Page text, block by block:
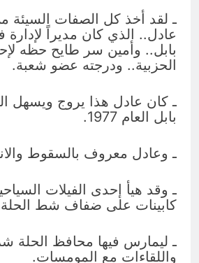
ـ لقد أخذ كل الصفات السيئة
عادل.. الذي كان مديراً
بابل.. وأمين سر طايح حظه
الحزبية.. ودرجته عضو شعبة.
ـ كان عادل هذا يروج ويسهل
بابل العام 1977.
ـ وعادل معروف بالسقوط
ـ وقد هيأ إحدى الفيلات
كابينات على ضفاف شط
ـ ليمارس فيها محافظ الحلة
واللقاءات مع المومسات.